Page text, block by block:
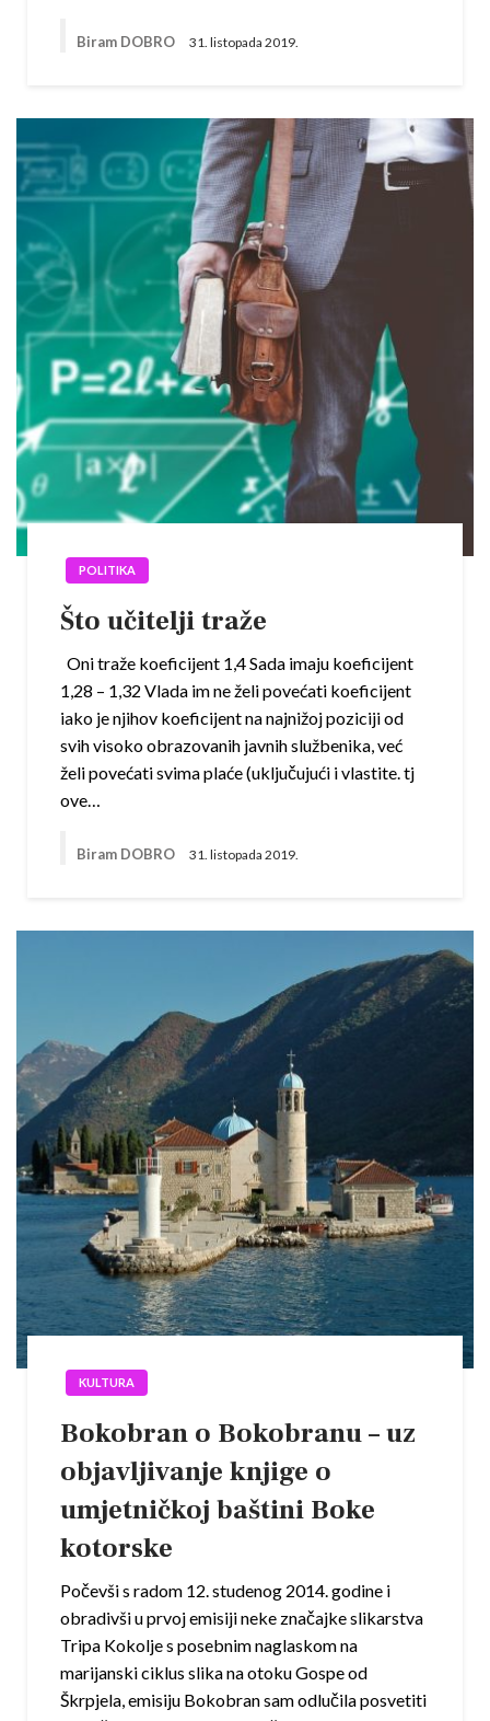
Biram DOBRO 31. listopada 2019.
POLITIKA
Što učitelji traže
Oni traže koeficijent 1,4 Sada imaju koeficijent
1,28 – 1,32 Vlada im ne želi povećati koeficijent
iako je njihov koeficijent na najnižoj poziciji od
svih visoko obrazovanih javnih službenika, već
želi povećati svima plaće (uključujući i vlastite. tj
ove…
Biram DOBRO 31. listopada 2019.
KULTURA
Bokobran o Bokobranu – uz
objavljivanje knjige o
umjetničkoj baštini Boke
kotorske
Počevši s radom 12. studenog 2014. godine i
obradivši u prvoj emisiji neke značajke slikarstva
Tripa Kokolje s posebnim naglaskom na
marijanski ciklus slika na otoku Gospe od
Škrpjela, emisiju Bokobran sam odlučila posvetiti